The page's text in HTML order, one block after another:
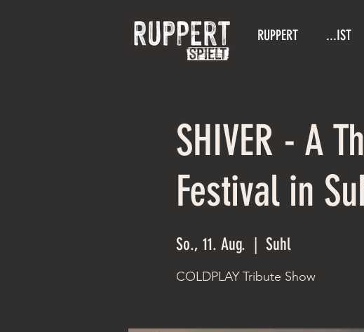
RUPPERT ...IST
SHIVER - A
Festival in
So., 11. Aug. Suhl
COLDPLAY Tribute Show